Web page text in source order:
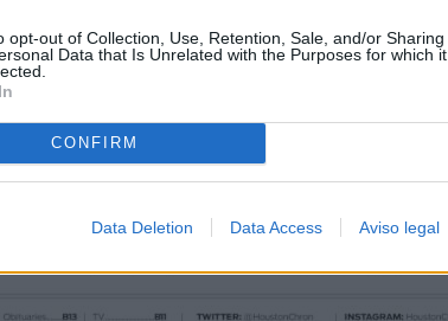
opt-out of Collection, Use, Retention, Sale, and/or Sharing
Data that Is Unrelated with the Purposes for which it
CONFIRM
Data Deletion Data Access Aviso legal